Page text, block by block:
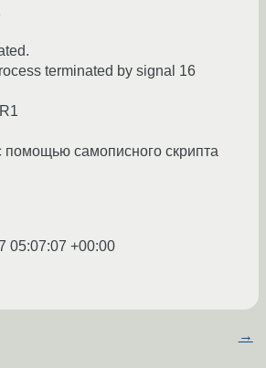
terminated by signal 16
помощью самописного скрипта
05:07:07 +00:00
→